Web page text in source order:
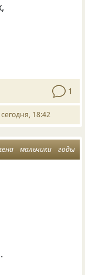
1
сегодня, 18:42
мальчики годы